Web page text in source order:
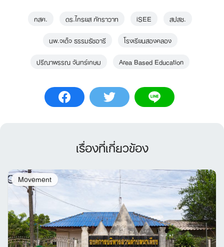
กสศ. ดร.ไกรยส ภัทราวาท iSEE
สปสช.
นพ.จเด็จ ธรรมธัชอารี
โรงเรียนสองคลอง
ปรีณาพรรณ จันทร์เกษม
Area Based Education
เรื่องที่เกี่ยวข้อง
Movement